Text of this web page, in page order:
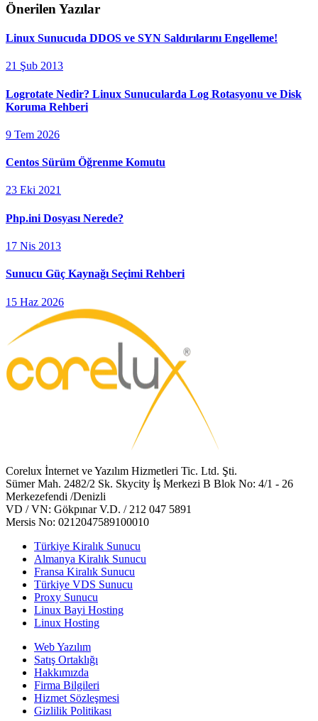
Önerilen Yazılar
Linux Sunucuda DDOS ve SYN Saldırılarını Engelleme!
21 Şub 2013
Logrotate Nedir? Linux Sunucularda Log Rotasyonu ve Disk
Koruma Rehberi
9 Tem 2026
Centos Sürüm Öğrenme Komutu
23 Eki 2021
Php.ini Dosyası Nerede?
17 Nis 2013
Sunucu Güç Kaynağı Seçimi Rehberi
15 Haz 2026
Corelux İnternet ve Yazılım Hizmetleri Tic. Ltd. Şti.
Sümer Mah. 2482/2 Sk. Skycity İş Merkezi B Blok No: 4/1 - 26
Merkezefendi /Denizli
VD / VN: Gökpınar V.D. / 212 047 5891
Mersis No: 0212047589100010
Türkiye Kiralık Sunucu
Almanya Kiralık Sunucu
Fransa Kiralık Sunucu
Türkiye VDS Sunucu
Proxy Sunucu
Linux Bayi Hosting
Linux Hosting
Web Yazılım
Satış Ortaklığı
Hakkımızda
Firma Bilgileri
Hizmet Sözleşmesi
Gizlilik Politikası